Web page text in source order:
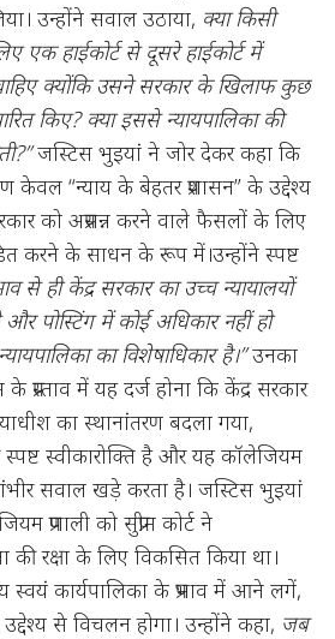
उन्होंने सवाल उठाया, क्या किसी
एक हाईकोर्ट से दूसरे हाईकोर्ट में
चाहिए क्योंकि उसने सरकार के खिलाफ कुछ
किए? क्या इससे न्यायपालिका की
जस्टिस भुइयां ने जोर देकर कहा कि
केवल “न्याय के बेहतर प्रशासन” के उद्देश्य
को अप्रसन्न करने वाले फैसलों के लिए
करने के साधन के रूप में।उन्होंने स्पष्ट
से ही केंद्र सरकार का उच्च न्यायालयों
पोस्टिंग में कोई अधिकार नहीं हो
का विशेषाधिकार है।”उनका
में यह दर्ज होना कि केंद्र सरकार
का स्थानांतरण बदला गया,
स्पष्ट स्वीकारोक्ति है और यह कॉलेजियम
गंभीर सवाल खड़े करता है। जस्टिस भुइयां
प्रणाली को सुप्रीम कोर्ट ने
की रक्षा के लिए विकसित किया था।
कार्यपालिका के प्रभाव में आने लगें,
से विचलन होगा। उन्होंने कहा, जब